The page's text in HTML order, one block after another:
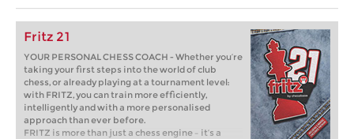
Fritz 21
YOUR PERSONAL CHESS COACH - Whether you’re
taking your first steps into the world of club
chess, or already playing at a tournament level:
with FRITZ, you can train more efficiently,
intelligently and with a more personalised
approach than ever before.
FRITZ is more than just a chess engine – it’s a